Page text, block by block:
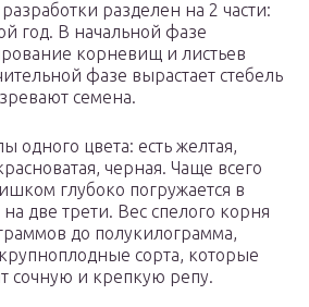
разделен на 2 части:
год. В начальной фазе
корневищ и листьев
фазе вырастает стебель
семена.
одного цвета: есть желтая,
черная. Чаще всего
глубоко погружается в
две трети. Вес спелого корня
до полукилограмма,
сорта, которые
сочную и крепкую репу.